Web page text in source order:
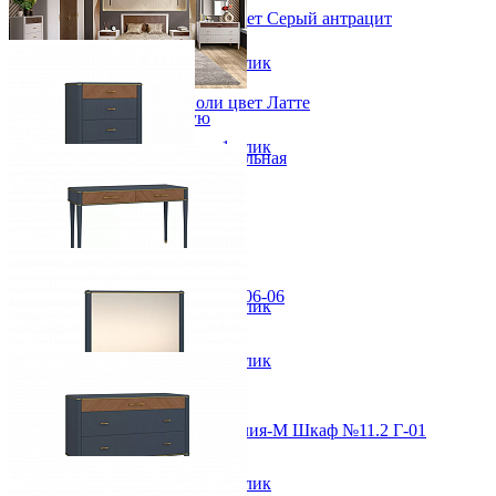
Вешалки настенные
Газетница
Зеркала для прихожей
Ключницы
Консоли
Наборы в прихожую
Обувницы
Прихожая Вилия-М модульная
Тумбы и комоды
Шкафы для прихожей
Модульная прихожая Вилия-М Шкаф №11.2 Г-01
42 900 ₽
Спальный гарнитур Тиволи цвет Серый антрацит
от 602 090 ₽
Быстро купить в 1 клик
Спальный гарнитур Тиволи цвет Латте
В корзину Быстро купить в 1 клик
Комод Тиволи ММ-406-08
69x118,5x45,5 см
Быстро купить в 1 клик
Стол туалетный Тиволи ММ-406-06
Быстро купить в 1 клик
Зеркало Тиволи ММ-406-05
Быстро купить в 1 клик